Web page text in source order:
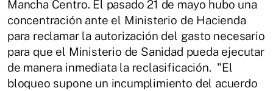
Mancha Centro. El pasado 21 de mayo hubo una
concentración ante el Ministerio de Hacienda
para reclamar la autorización del gasto necesario
para que el Ministerio de Sanidad pueda ejecutar
de manera inmediata la reclasificación. "El
bloqueo supone un incumplimiento del acuerdo